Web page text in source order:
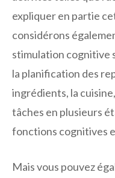
expliquer en partie
considérons
stimulation cognitive
la planification des
ingrédients, la
tâches en plusieurs
fonctions cognitives
Mais vous pouvez